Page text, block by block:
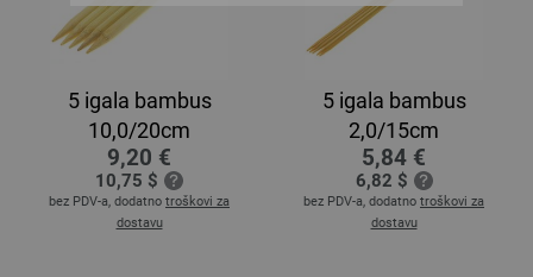
5 igala bambus
10,0/20cm
9,20 €
10,75 $
bez PDV-a, dodatno troškovi za
dostavu
5 igala bambus
2,0/15cm
5,84 €
6,82 $
bez PDV-a, dodatno troškovi za
dostavu